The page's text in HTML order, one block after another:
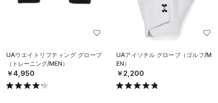
UAウエイトリフティング グローブ
（トレーニング/MEN）
￥4,950
UAアイソチル グローブ（ゴルフ/M
EN）
￥2,200